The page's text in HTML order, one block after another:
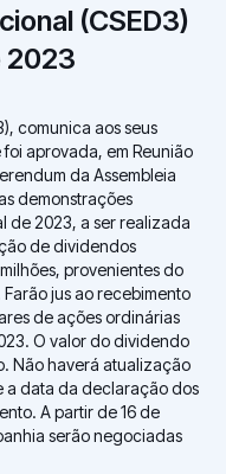
(CSED3)
2023
comunica aos seus
aprovada, em Reunião
da Assembleia
demonstrações
de 2023, a ser realizada
de dividendos
provenientes do
jus ao recebimento
de ações ordinárias
O valor do dividendo
Não haverá atualização
a data da declaração dos
A partir de 16 de
serão negociadas